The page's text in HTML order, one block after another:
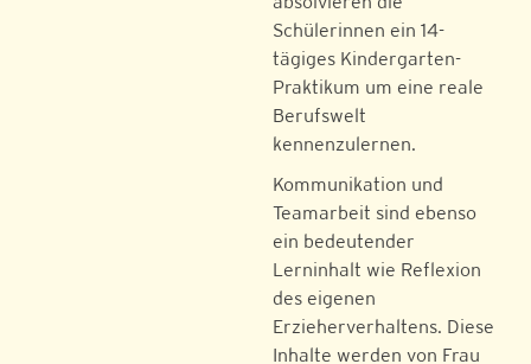
Schülerinnen ein 14-
tägiges Kindergarten-
Praktikum um eine reale
Berufswelt
kennenzulernen.
Kommunikation und
Teamarbeit sind ebenso
ein bedeutender
Lerninhalt wie Reflexion
des eigenen
Erzieherverhaltens. Diese
Inhalte werden von Frau